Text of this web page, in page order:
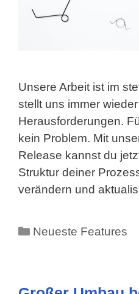
Unsere Arbeit ist im
stellt uns immer
Herausforderungen.
kein Problem. Mit
Release kannst du
Struktur deiner
verändern und
Kategorien
Neueste Features